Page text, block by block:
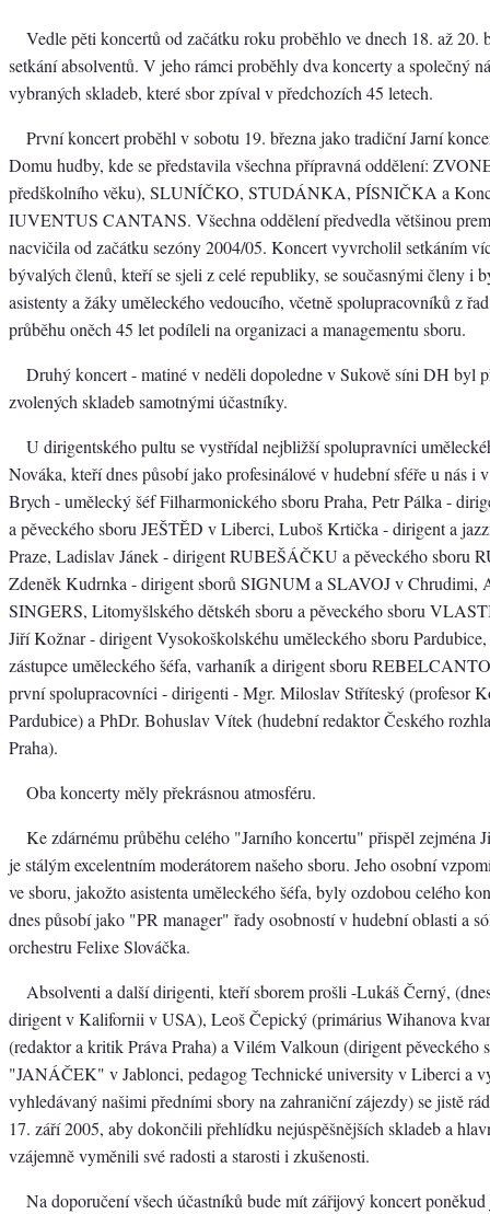
Vedle pěti koncertů od začátku roku proběhlo ve dnech 18. až 20.
setkání absolventů. V jeho rámci proběhly dva koncerty a společný
vybraných skladeb, které sbor zpíval v předchozích 45 letech.
První koncert proběhl v sobotu 19. března jako tradiční Jarní
Domu hudby, kde se představila všechna přípravná oddělení:
předškolního věku), SLUNÍČKO, STUDÁNKA, PÍSNIČKA a
IUVENTUS CANTANS. Všechna oddělení předvedla většinou
nacvičila od začátku sezóny 2004/05. Koncert vyvrcholil setkáním
bývalých členů, kteří se sjeli z celé republiky, se současnými členy i
asistenty a žáky uměleckého vedoucího, včetně spolupracovníků z
průběhu oněch 45 let podíleli na organizaci a managementu sboru.
Druhý koncert - matiné v neděli dopoledne v Sukově síni DH byl
zvolených skladeb samotnými účastníky.
U dirigentského pultu se vystřídal nejbližší spolupravníci
Nováka, kteří dnes působí jako profesinálové v hudební sféře u nás i
Brych - umělecký šéf Filharmonického sboru Praha, Petr Pálka -
a pěveckého sboru JEŠTĚD v Liberci, Luboš Krtička - dirigent a
Praze, Ladislav Jánek - dirigent RUBEŠÁČKU a pěveckého sboru
Zdeněk Kudrnka - dirigent sborů SIGNUM a SLAVOJ v
SINGERS, Litomyšlského dětskéh sboru a pěveckého sboru
Jiří Kožnar - dirigent Vysokoškolskéhu uměleckého sboru
zástupce uměleckého šéfa, varhaník a dirigent sboru
první spolupracovníci - dirigenti - Mgr. Miloslav Stříteský (profesor
Pardubice) a PhDr. Bohuslav Vítek (hudební redaktor Českého
Praha).
Oba koncerty měly překrásnou atmosféru.
Ke zdárnému průběhu celého "Jarního koncertu" přispěl zejména
je stálým excelentním moderátorem našeho sboru. Jeho osobní
ve sboru, jakožto asistenta uměleckého šéfa, byly ozdobou celého
dnes působí jako "PR manager" řady osobností v hudební oblasti a
orchestru Felixe Slováčka.
Absolventi a další dirigenti, kteří sborem prošli -Lukáš Černý,
dirigent v Kalifornii v USA), Leoš Čepický (primárius Wihanova
(redaktor a kritik Práva Praha) a Vilém Valkoun (dirigent pěveckého
"JANÁČEK" v Jablonci, pedagog Technické university v Liberci a
vyhledávaný našimi předními sbory na zahraniční zájezdy) se jistě
17. září 2005, aby dokončili přehlídku nejúspěšnějších skladeb a
vzájemně vyměnili své radosti a starosti i zkušenosti.
Na doporučení všech účastníků bude mít zářijový koncert